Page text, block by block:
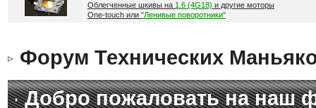
Облегченные шкивы на 1.6 (4G18) и другие моторы
One-touch или "Ленивые поворотники"
Форум Технических
Добро пожаловать на наш